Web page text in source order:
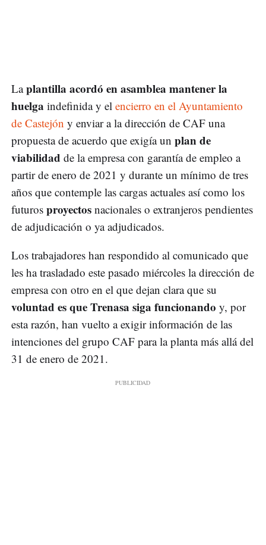
Laplantilla acordó en asamblea mantener la
huelga indefinida y el encierro en el Ayuntamiento
de Castejón y enviar a la dirección de CAF una
propuesta de acuerdo que exigía un plan de
viabilidad de la empresa con garantía de empleo a
partir de enero de 2021 y durante un mínimo de tres
años que contemple las cargas actuales así como los
futuros proyectos nacionales o extranjeros pendientes
de adjudicación o ya adjudicados.
Los trabajadores han respondido al comunicado que
les ha trasladado este pasado miércoles la dirección de
empresa con otro en el que dejan clara que su
voluntad es que Trenasa siga funcionando y, por
esta razón, han vuelto a exigir información de las
intenciones del grupo CAF para la planta más allá del
31 de enero de 2021.